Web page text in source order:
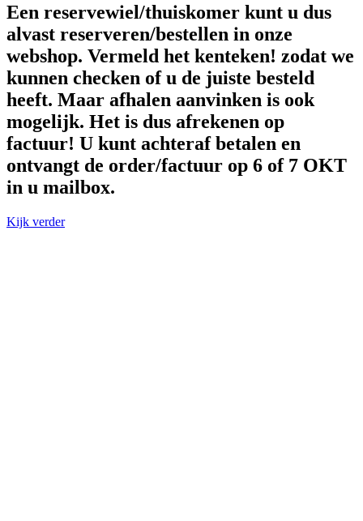
Een reservewiel/thuiskomer kunt u dus
alvast reserveren/bestellen in onze
webshop. Vermeld het kenteken! zodat we
kunnen checken of u de juiste besteld
heeft. Maar afhalen aanvinken is ook
mogelijk. Het is dus afrekenen op
factuur! U kunt achteraf betalen en
ontvangt de order/factuur op 6 of 7 OKT
in u mailbox.
Kijk verder